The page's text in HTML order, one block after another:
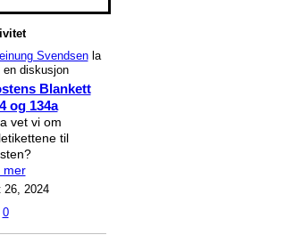
Svendsenla
en diskusjon
Blankett
og 134a
vet vi om
til
mer
26, 2024
0